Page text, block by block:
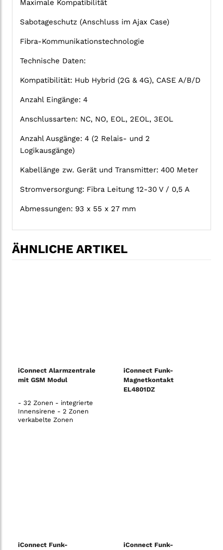
Maximale Kompatibilität
Sabotageschutz (Anschluss im Ajax Case)
Fibra-Kommunikationstechnologie
Technische Daten:
Kompatibilität: Hub Hybrid (2G & 4G), CASE A/B/D
Anzahl Eingänge: 4
Anschlussarten: NC, NO, EOL, 2EOL, 3EOL
Anzahl Ausgänge: 4 (2 Relais- und 2
Logikausgänge)
Kabellänge zw. Gerät und Transmitter: 400 Meter
Stromversorgung: Fibra Leitung 12-30 V / 0,5 A
Abmessungen: 93 x 55 x 27 mm
ÄHNLICHE ARTIKEL
iConnect Alarmzentrale
mit GSM Modul
- 32 Zonen - integrierte
Innensirene - 2 Zonen
verkabelte Zonen
iConnect Funk-
Magnetkontakt
EL4801DZ
iConnect Funk-
iConnect Funk-